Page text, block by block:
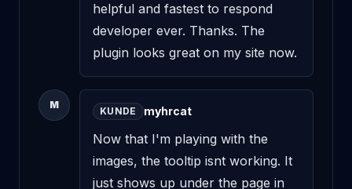
helpful and fastest to respond
developer ever. Thanks. The
plugin looks great on my site now.
M
KUNDE myhrcat
Now that I'm playing with the
images, the tooltip isnt working. It
just shows up under the page in